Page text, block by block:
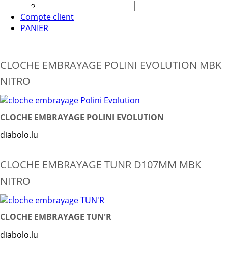
Compte client
PANIER
CLOCHE EMBRAYAGE POLINI EVOLUTION MBK
NITRO
CLOCHE EMBRAYAGE POLINI EVOLUTION
diabolo.lu
CLOCHE EMBRAYAGE TUNR D107MM MBK
NITRO
CLOCHE EMBRAYAGE TUN'R
diabolo.lu